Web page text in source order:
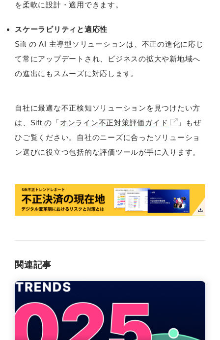
を柔軟に設計・適用できます。
スケーラビリティと適応性
Sift の AI 主導型ソリューションは、不正の進化に応じ
て常にアップデートされ、ビジネスの拡大や新地域へ
の進出にもスムーズに対応します。
自社に最適な不正検知ソリューションを見つけたい方
は、Sift の「オンライン不正対策評価ガイド
」もぜ
ひご覧ください。自社のニーズに合ったソリューショ
ン選びに役立つ包括的な評価ツールが手に入ります。
関連記事